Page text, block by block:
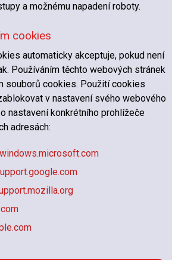
a možnému napadení roboty.
cookies
automaticky akceptuje, pokud není
Používáním těchto webových stránek
souborů cookies. Použití cookies
v nastavení svého webového
nastavení konkrétního prohlížeče
adresách:
windows.microsoft.com